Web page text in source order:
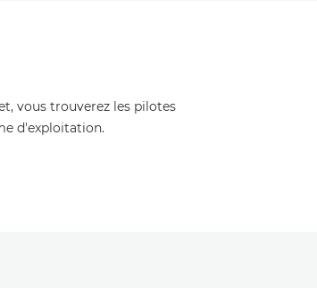
vous trouverez les pilotes
d'exploitation.